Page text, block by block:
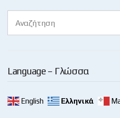
for:
Language – Γλώσσα
English Ελληνικά